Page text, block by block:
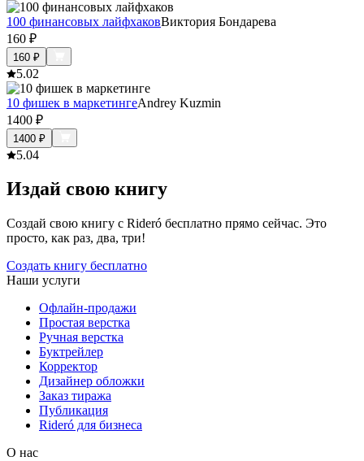
100 финансовых лайфхаковВиктория Бондарева
160 ₽
160 ₽
5.02
10 фишек в маркетингеAndrey Kuzmin
1400 ₽
1400 ₽
5.04
Издай свою книгу
Создай свою книгу с Rideró бесплатно прямо сейчас. Это
просто, как раз, два, три!
Создать книгу бесплатно
Наши услуги
Офлайн-продажи
Простая верстка
Ручная верстка
Буктрейлер
Корректор
Дизайнер обложки
Заказ тиража
Публикация
Rideró для бизнеса
О нас